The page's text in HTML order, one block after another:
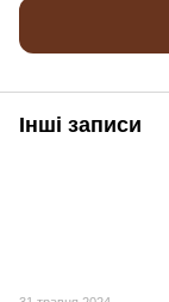
Інші записи